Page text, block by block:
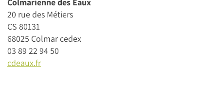
20 rue des Métiers
CS 80131
68025 Colmar cedex
03 89 22 94 50
cdeaux.fr